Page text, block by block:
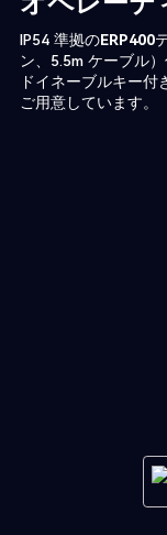
IP54 準拠のERP400
ン、5.5m ケーブル
ドイネーブルキー付
ご用意しています。